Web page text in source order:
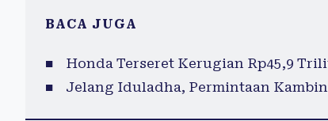
BACA JUGA
Honda Terseret Kerugian Rp45,9
Jelang Iduladha, Permintaan